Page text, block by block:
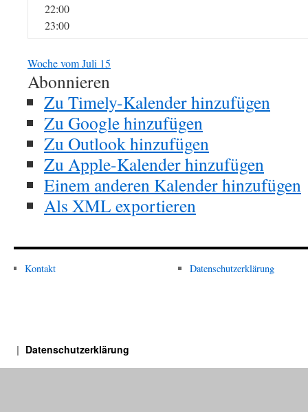
22:00
23:00
Woche vom Juli 15
Abonnieren
Zu Timely-Kalender hinzufügen
Zu Google hinzufügen
Zu Outlook hinzufügen
Zu Apple-Kalender hinzufügen
Einem anderen Kalender hinzufügen
Als XML exportieren
Kontakt Datenschutzerklärung
Datenschutzerklärung